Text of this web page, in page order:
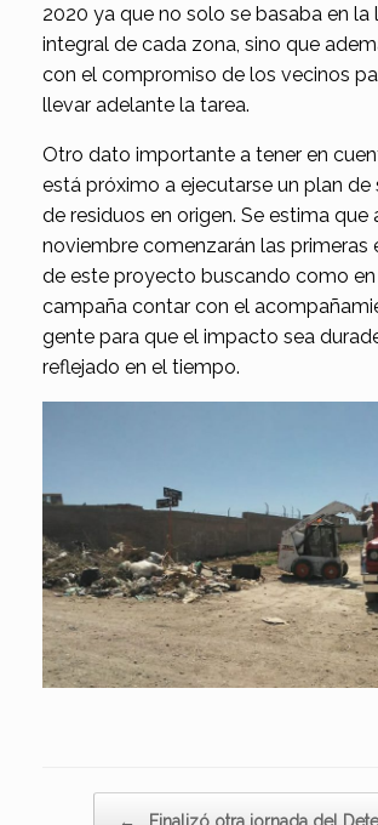
2020 ya que no solo se basaba en la
integral de cada zona, sino que
con el compromiso de los vecinos
llevar adelante la tarea.
Otro dato importante a tener en
está próximo a ejecutarse un plan de
de residuos en origen. Se estima que
noviembre comenzarán las primeras
de este proyecto buscando como
campaña contar con el
gente para que el impacto sea
reflejado en el tiempo.